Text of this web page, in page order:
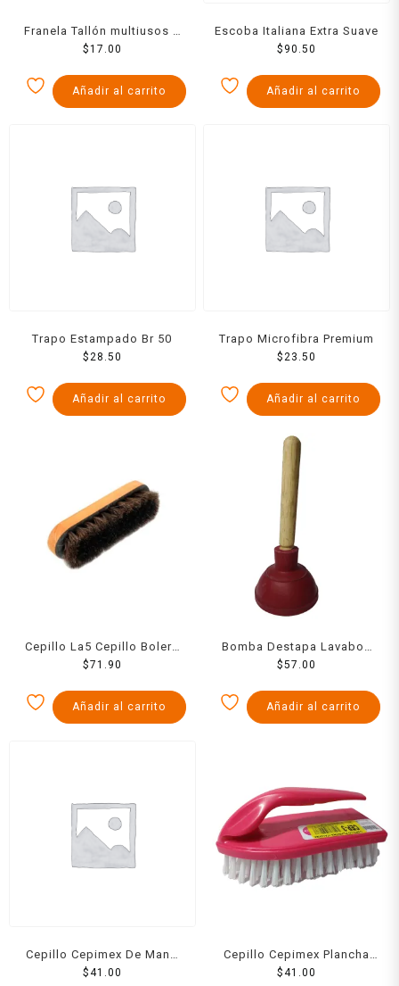
Franela Tallón multiusos 1
Pieza
$17.00
Añadir al carrito
Escoba Italiana Extra Suave
$ 90.50
Añadir al carrito
Trapo Estampado Br 50
$28.50
Añadir al carrito
Trapo Microfibra Premium
$23.50
Añadir al carrito
Cepillo La5 Cepillo Bolero
Mediano
$71.90
Añadir al carrito
Bomba Destapa Lavabos
Mediana
$57.00
Añadir al carrito
Cepillo Cepimex De Mano
Plancha Recta
$41.00
Cepillo Cepimex Plancha
Italiana
$41.00